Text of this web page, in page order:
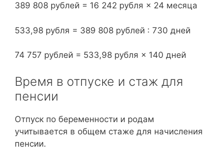
389 808 рублей = 16 242 рубля × 24 месяца
533,98 рубля = 389 808 рублей : 730 дней
74 757 рублей = 533,98 рубля × 140 дней
Время в отпуске и стаж для
пенсии
Отпуск по беременности и родам
учитывается в общем стаже для начисления
пенсии.